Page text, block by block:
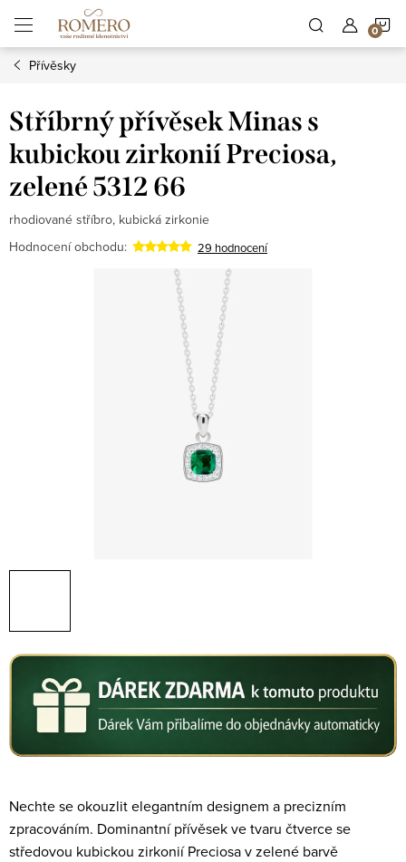
obsah
Přívěsky
Stříbrný přívěsek Minas s
kubickou zirkonií Preciosa,
zelené 5312 66
rhodiované stříbro, kubická zirkonie
Hodnocení obchodu:
29 hodnocení
Nechte se okouzlitelegantním designem a precizním
zpracováním. Dominantnípřívěsek ve tvaru čtverce se
středovou kubickou zirkonií Preciosa vzelené barvě